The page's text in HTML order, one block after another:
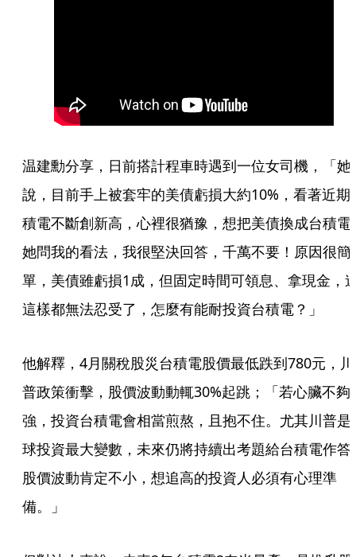
温建勳分享，日前搭計程車時遇到一位女司機，「她
說，目前手上被套牢的美債虧損大約10%，看著近期
積電不斷創新高，心裡很猶豫，想把美債換成台積電
她問我的看法，我很堅決回答，千萬不要！原因很簡
單，美債雖虧損1成，但固定時間可領息、拿現金，
這樣都無法忍受了，怎麼有能耐投資台積電？」
他解釋，4月關稅股災台積電股價最低跌到780元，川
普政策衝擊，股價波動動輒30%起跳；「若心臟不夠
強，投資台積電會相當煎熬，且抱不住。尤其川普是
球投資最大變數，未來仍將持續出考題給台積電作答
股價波動肯定不小，想追高的投資人必須有心理準
備。」